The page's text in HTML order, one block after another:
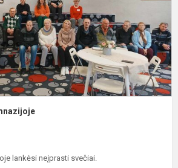
lankėsi neįprasti svečiai.